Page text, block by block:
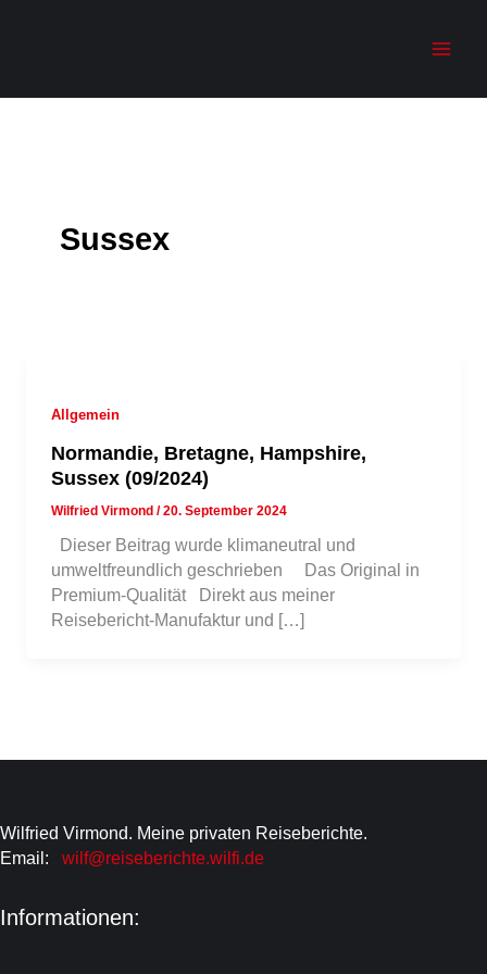
Sussex
Allgemein
Normandie, Bretagne, Hampshire,
Sussex (09/2024)
Wilfried Virmond/20. September 2024
Dieser Beitrag wurde klimaneutral und
umweltfreundlich geschrieben Das Original in
Premium-Qualität Direkt aus meiner
Reisebericht-Manufaktur und […]
Wilfried Virmond. Meine privaten Reiseberichte.
Email:
wilf@reiseberichte.wilfi.de
Informationen: